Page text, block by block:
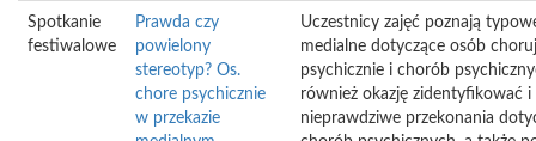
Spotkanie
festiwalowe
Prawda czy
powielony
stereotyp? Os.
chore psychicznie
w przekazie
Uczestnicy zajęć poznają
medialne dotyczące osób
psychicznie i chorób
również okazję zidentyfikować
nieprawdziwe przekonania